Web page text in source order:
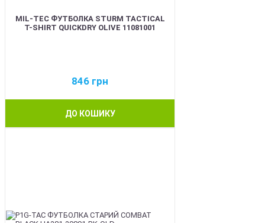
MIL-TEC ФУТБОЛКА STURM TACTICAL
T-SHIRT QUICKDRY OLIVE 11081001
846 грн
ДО КОШИКУ